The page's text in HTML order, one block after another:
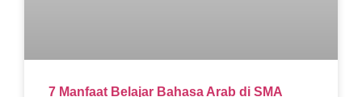
7 Manfaat Belajar Bahasa Arab di SMA